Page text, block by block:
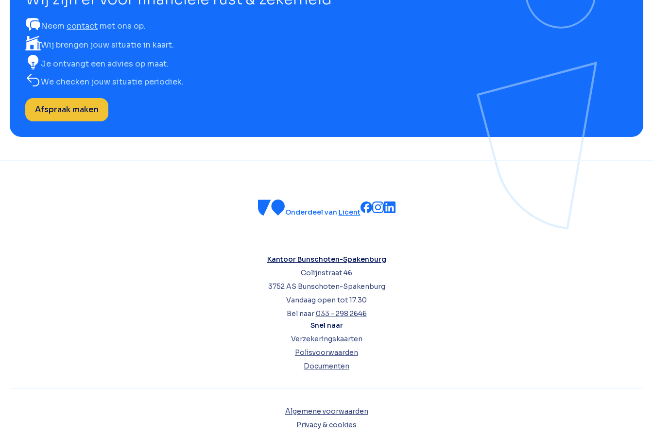
Neem contact met ons op.
Wij brengen jouw situatie in kaart.
Je ontvangt een advies op maat.
We checken jouw situatie periodiek.
Afspraak maken
Onderdeel van Licent
Kantoor Bunschoten-Spakenburg
Colijnstraat 46
3752 AS Bunschoten-Spakenburg
Vandaag open tot 17.30
Bel naar033 - 298 2646
Snel naar
Verzekeringskaarten
Polisvoorwaarden
Documenten
Algemene voorwaarden
Privacy & cookies